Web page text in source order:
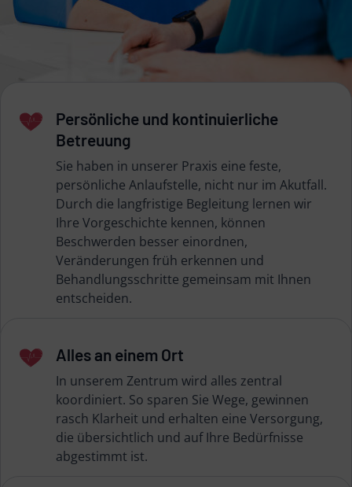
Persönliche und kontinuierliche
Betreuung
Sie haben in unserer Praxis eine feste,
persönliche Anlaufstelle, nicht nur im Akutfall.
Durch die langfristige Begleitung lernen wir
Ihre Vorgeschichte kennen, können
Beschwerden besser einordnen,
Veränderungen früh erkennen und
Behandlungsschritte gemeinsam mit Ihnen
entscheiden.
Alles an einem Ort
In unserem Zentrum wird alles zentral
koordiniert. So sparen Sie Wege, gewinnen
rasch Klarheit und erhalten eine Versorgung,
die übersichtlich und auf Ihre Bedürfnisse
abgestimmt ist.